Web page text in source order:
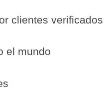
clientes verificados
el mundo